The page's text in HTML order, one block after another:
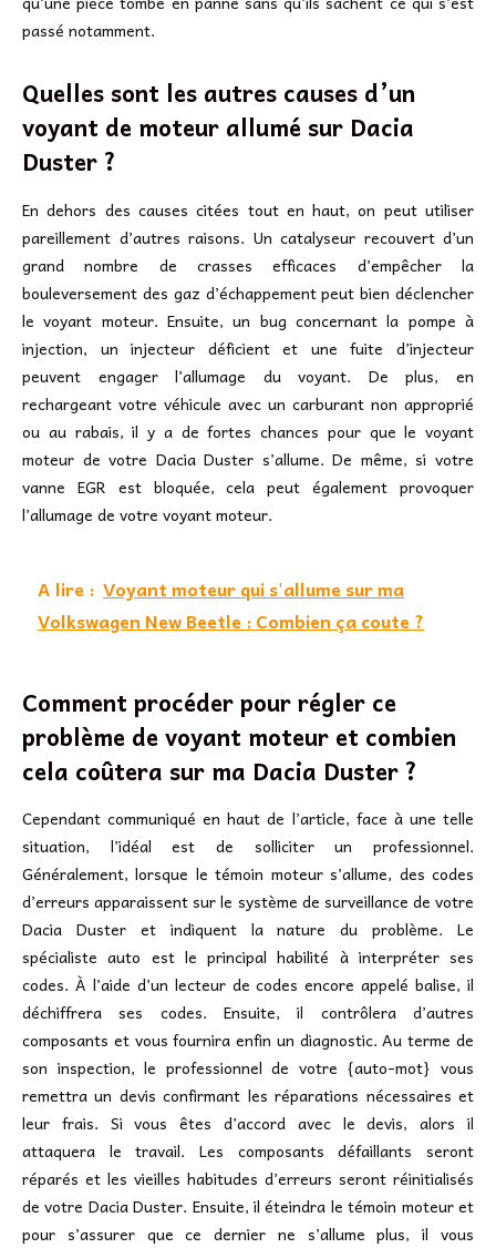
passé notamment.
Quelles sont les autres causes d’un
voyant de moteur allumé sur Dacia
Duster ?
En dehors des causes citées tout en haut, on peut utiliser
pareillement d’autres raisons. Un catalyseur recouvert d’un
grand nombre de crasses efficaces d’empêcher la
bouleversement des gaz d’échappement peut bien déclencher
le voyant moteur. Ensuite, un bug concernant la pompe à
injection, un injecteur déficient et une fuite d’injecteur
peuvent engager l’allumage du voyant. De plus, en
rechargeant votre véhicule avec un carburant non approprié
ou au rabais, il y a de fortes chances pour que le voyant
moteur de votre Dacia Duster s’allume. De même, si votre
vanne EGR est bloquée, cela peut également provoquer
l’allumage de votre voyant moteur.
A lire : Voyant moteur qui s'allume sur ma
Volkswagen New Beetle : Combien ça coute ?
Comment procéder pour régler ce
problème de voyant moteur et combien
cela coûtera sur ma Dacia Duster ?
Cependant communiqué en haut de l’article, face à une telle
situation, l’idéal est de solliciter un professionnel.
Généralement, lorsque le témoin moteur s’allume, des codes
d’erreurs apparaissent sur le système de surveillance de votre
Dacia Duster et indiquent la nature du problème. Le
spécialiste auto est le principal habilité à interpréter ses
codes. À l’aide d’un lecteur de codes encore appelé balise, il
déchiffrera ses codes. Ensuite, il contrôlera d’autres
composants et vous fournira enfin un diagnostic. Au terme de
son inspection, le professionnel de votre {auto-mot} vous
remettra un devis confirmant les réparations nécessaires et
leur frais. Si vous êtes d’accord avec le devis, alors il
attaquera le travail. Les composants défaillants seront
réparés et les vieilles habitudes d’erreurs seront réinitialisés
de votre Dacia Duster. Ensuite, il éteindra le témoin moteur et
pour s’assurer que ce dernier ne s’allume plus, il vous